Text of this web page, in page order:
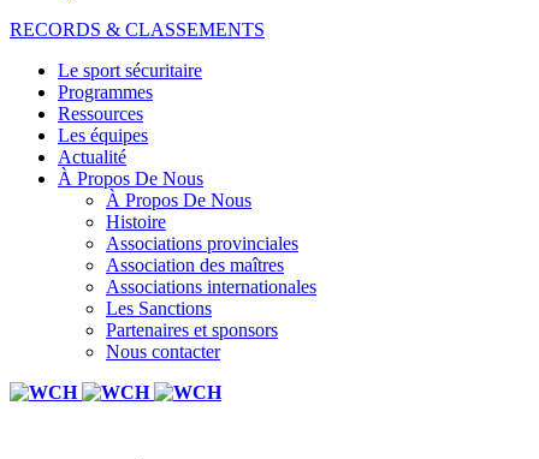
RECORDS & CLASSEMENTS
Le sport sécuritaire
Programmes
Ressources
Les équipes
Actualité
À Propos De Nous
À Propos De Nous
Histoire
Associations provinciales
Association des maîtres
Associations internationales
Les Sanctions
Partenaires et sponsors
Nous contacter